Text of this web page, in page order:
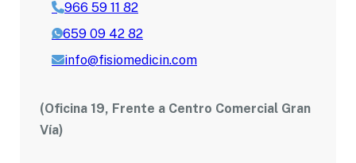
966 59 11 82
659 09 42 82
info@fisiomedicin.com
(Oficina 19, Frente a Centro Comercial Gran
Vía)